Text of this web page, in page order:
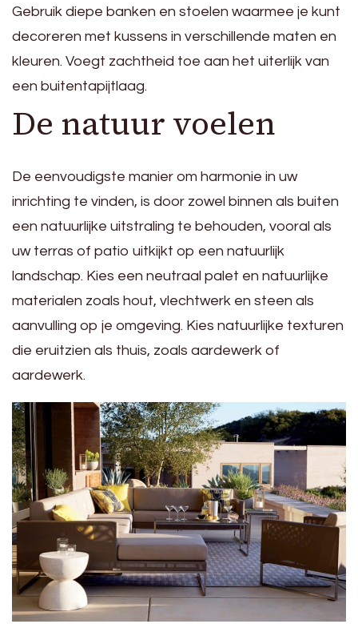
Gebruik diepe banken en stoelen waarmee je kunt
decoreren met kussens in verschillende maten en
kleuren. Voegt zachtheid toe aan het uiterlijk van
een buitentapijtlaag.
De natuur voelen
De eenvoudigste manier om harmonie in uw
inrichting te vinden, is door zowel binnen als buiten
een natuurlijke uitstraling te behouden, vooral als
uw terras of patio uitkijkt op een natuurlijk
landschap. Kies een neutraal palet en natuurlijke
materialen zoals hout, vlechtwerk en steen als
aanvulling op je omgeving. Kies natuurlijke texturen
die eruitzien als thuis, zoals aardewerk of
aardewerk.